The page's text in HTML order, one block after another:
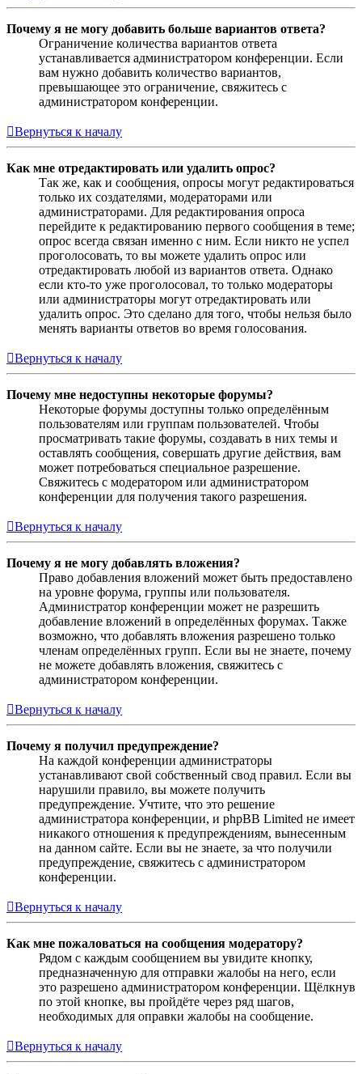
Почему я не могу добавить больше вариантов ответа?
Ограничение количества вариантов ответа
устанавливается администратором конференции. Если
вам нужно добавить количество вариантов,
превышающее это ограничение, свяжитесь с
администратором конференции.
Вернуться к началу
Как мне отредактировать или удалить опрос?
Так же, как и сообщения, опросы могут редактироваться
только их создателями, модераторами или
администраторами. Для редактирования опроса
перейдите к редактированию первого сообщения в теме;
опрос всегда связан именно с ним. Если никто не успел
проголосовать, то вы можете удалить опрос или
отредактировать любой из вариантов ответа. Однако
если кто-то уже проголосовал, то только модераторы
или администраторы могут отредактировать или
удалить опрос. Это сделано для того, чтобы нельзя было
менять варианты ответов во время голосования.
Вернуться к началу
Почему мне недоступны некоторые форумы?
Некоторые форумы доступны только определённым
пользователям или группам пользователей. Чтобы
просматривать такие форумы, создавать в них темы и
оставлять сообщения, совершать другие действия, вам
может потребоваться специальное разрешение.
Свяжитесь с модератором или администратором
конференции для получения такого разрешения.
Вернуться к началу
Почему я не могу добавлять вложения?
Право добавления вложений может быть предоставлено
на уровне форума, группы или пользователя.
Администратор конференции может не разрешить
добавление вложений в определённых форумах. Также
возможно, что добавлять вложения разрешено только
членам определённых групп. Если вы не знаете, почему
не можете добавлять вложения, свяжитесь с
администратором конференции.
Вернуться к началу
Почему я получил предупреждение?
На каждой конференции администраторы
устанавливают свой собственный свод правил. Если вы
нарушили правило, вы можете получить
предупреждение. Учтите, что это решение
администратора конференции, и phpBB Limited не имеет
никакого отношения к предупреждениям, вынесенным
на данном сайте. Если вы не знаете, за что получили
предупреждение, свяжитесь с администратором
конференции.
Вернуться к началу
Как мне пожаловаться на сообщения модератору?
Рядом с каждым сообщением вы увидите кнопку,
предназначенную для отправки жалобы на него, если
это разрешено администратором конференции. Щёлкнув
по этой кнопке, вы пройдёте через ряд шагов,
необходимых для оправки жалобы на сообщение.
Вернуться к началу